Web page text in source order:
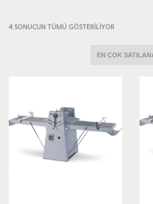
4 SONUCUN TÜMÜ GÖSTERILIYORPOPÜLERLIĞE
SIRALANDI